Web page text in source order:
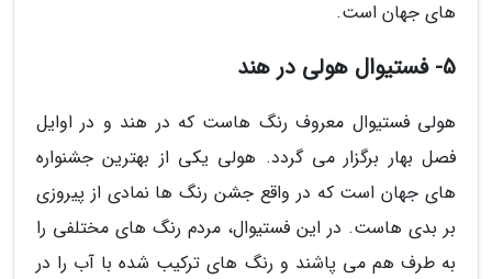
های جهان است.
5- فستیوال هولی در هند
هولی فستیوال معروف رنگ هاست که در هند و در اوایل
فصل بهار برگزار می گردد. هولی یکی از بهترین جشنواره
های جهان است که در واقع جشن رنگ ها نمادی از پیروزی
بر بدی هاست. در این فستیوال، مردم رنگ های مختلفی را
به طرف هم می پاشند و رنگ های ترکیب شده با آب را در